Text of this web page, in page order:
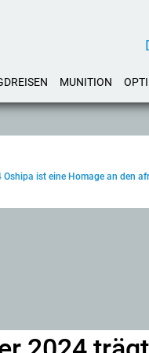
MUNITION
Oshipa ist eine Homage an den